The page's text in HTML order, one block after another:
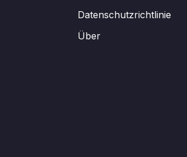
Datenschutzrichtlinie
Über